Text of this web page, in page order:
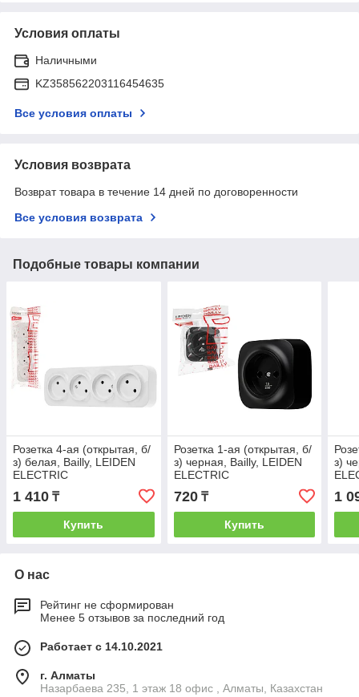
Условия оплаты
Наличными
KZ358562203116454635
Все условия оплаты
Условия возврата
Возврат товара в течение 14 дней по договоренности
Все условия возврата
Подобные товары компании
Розетка 4-ая (открытая, б/
з) белая, Bailly, LEIDEN
ELECTRIC
1 410 ₸
Купить
Розетка 1-ая (открытая, б/
з) черная, Bailly, LEIDEN
ELECTRIC
720₸
Купить
з)
1
О нас
Рейтинг не сформирован
Менее 5 отзывов за последний год
Работает с 14.10.2021
г. Алматы
Назарбаева 235, 1 этаж 18 офис , Алматы, Казахстан